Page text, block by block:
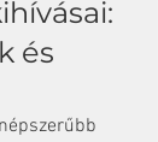
és